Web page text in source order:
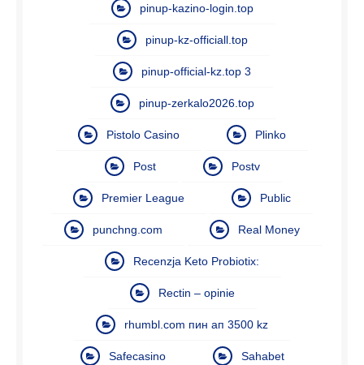
pinup-kazino-login.top
pinup-kz-officiall.top
pinup-official-kz.top 3
pinup-zerkalo2026.top
Pistolo Casino Plinko
Post Postv
Premier League Public
punchng.com Real Money
Recenzja Keto Probiotix:
Rectin – opinie
rhumbl.com пин ап 3500 kz
Safecasino Sahabet